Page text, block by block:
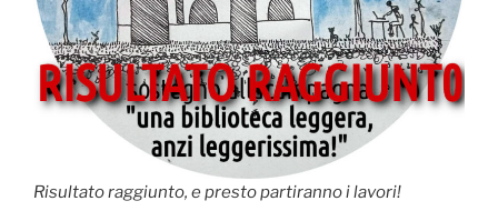
Risultato raggiunto, e presto partiranno i lavori!